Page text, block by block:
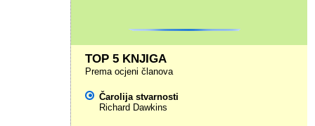
TOP 5 KNJIGA
Prema ocjeni članova
Čarolija stvarnosti
Richard Dawkins